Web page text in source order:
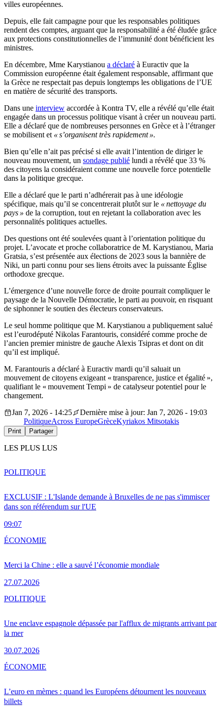
villes européennes.
Depuis, elle fait campagne pour que les responsables politiques
rendent des comptes, arguant que la responsabilité a été éludée grâce
aux protections constitutionnelles de l’immunité dont bénéficient les
ministres.
En décembre, Mme Karystianou a déclaré à Euractiv que la
Commission européenne était également responsable, affirmant que
la Grèce ne respectait pas depuis longtemps les obligations de l’UE
en matière de sécurité des transports.
Dans une interview accordée à Kontra TV, elle a révélé qu’elle était
engagée dans un processus politique visant à créer un nouveau parti.
Elle a déclaré que de nombreuses personnes en Grèce et à l’étranger
se mobilisent et « s’organisent très rapidement ».
Bien qu’elle n’ait pas précisé si elle avait l’intention de diriger le
nouveau mouvement, un sondage publié lundi a révélé que 33 %
des citoyens la considéraient comme une nouvelle force potentielle
dans la politique grecque.
Elle a déclaré que le parti n’adhérerait pas à une idéologie
spécifique, mais qu’il se concentrerait plutôt sur le « nettoyage du
pays » de la corruption, tout en rejetant la collaboration avec les
personnalités politiques actuelles.
Des questions ont été soulevées quant à l’orientation politique du
projet. L’avocate et proche collaboratrice de M. Karystianou, Maria
Gratsia, s’est présentée aux élections de 2023 sous la bannière de
Niki, un parti connu pour ses liens étroits avec la puissante Église
orthodoxe grecque.
L’émergence d’une nouvelle force de droite pourrait compliquer le
paysage de la Nouvelle Démocratie, le parti au pouvoir, en risquant
de siphonner le soutien des électeurs conservateurs.
Le seul homme politique que M. Karystianou a publiquement salué
est l’eurodéputé Nikolas Farantouris, considéré comme proche de
l’ancien premier ministre de gauche Alexis Tsipras et dont on dit
qu’il est impliqué.
M. Farantouris a déclaré à Euractiv mardi qu’il saluait un
mouvement de citoyens exigeant « transparence, justice et égalité »,
qualifiant le « mouvement Tempi » de catalyseur potentiel pour le
changement.
Jan 7, 2026 - 14:25
Dernière mise à jour: Jan 7, 2026 - 19:03
PolitiqueAcross EuropeGrèceKyriakos Mitsotakis
Print Partager
LES PLUS LUS
EXCLUSIF : L'Islande demande à Bruxelles de ne pas s'immiscer
dans son référendum sur l'UE
09:07
POLITIQUE
Merci la Chine : elle a sauvé l’économie mondiale
27.07.2026
ÉCONOMIE
Une enclave espagnole dépassée par l'afflux de migrants arrivant par
la mer
30.07.2026
POLITIQUE
L’euro en mèmes : quand les Européens détournent les nouveaux
billets
ÉCONOMIE